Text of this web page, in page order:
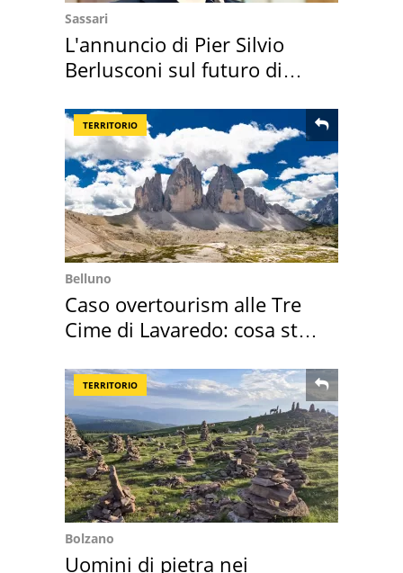
Sassari
L'annuncio di Pier Silvio
Berlusconi sul futuro di
TERRITORIO
Belluno
Caso overtourism alle Tre
Cime di Lavaredo: cosa sta
TERRITORIO
Bolzano
Uomini di pietra nei